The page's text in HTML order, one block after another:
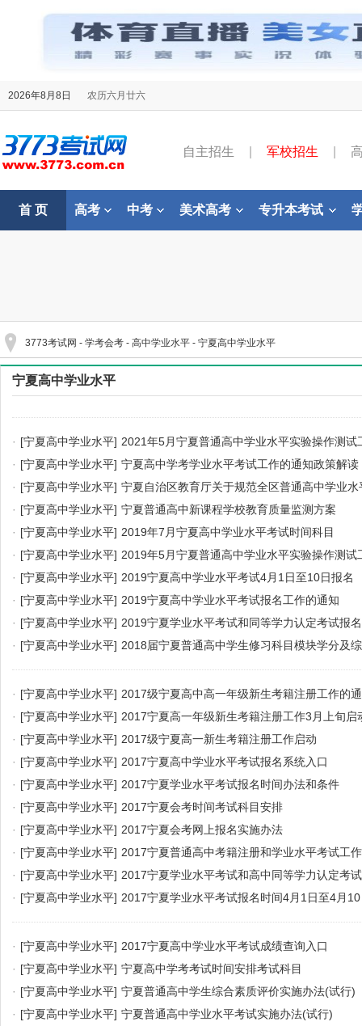
2026年8月8日 农历六月廿六
自主招生 军校招生
首 页 高考 中考 美术高考 专升本考试
3773考试网 - 学考会考 - 高中学业水平 - 宁夏高中学业水平
宁夏高中学业水平
· [宁夏高中学业水平] 2021年5月宁夏普通高中学业水平实验操作测试
· [宁夏高中学业水平] 宁夏高中学考学业水平考试工作的通知政策解读
· [宁夏高中学业水平] 宁夏自治区教育厅关于规范全区普通高中学业
· [宁夏高中学业水平] 宁夏普通高中新课程学校教育质量监测方案
· [宁夏高中学业水平] 2019年7月宁夏高中学业水平考试时间科目
· [宁夏高中学业水平] 2019年5月宁夏普通高中学业水平实验操作测试
· [宁夏高中学业水平] 2019宁夏高中学业水平考试4月1日至10日报名
· [宁夏高中学业水平] 2019宁夏高中学业水平考试报名工作的通知
· [宁夏高中学业水平] 2019宁夏学业水平考试和同等学力认定考试报
· [宁夏高中学业水平] 2018届宁夏普通高中学生修习科目模块学分及
上报
· [宁夏高中学业水平] 2017级宁夏高中高一年级新生考籍注册工作的
· [宁夏高中学业水平] 2017宁夏高一年级新生考籍注册工作3月上旬启
· [宁夏高中学业水平] 2017级宁夏高一新生考籍注册工作启动
· [宁夏高中学业水平] 2017宁夏高中学业水平考试报名系统入口
· [宁夏高中学业水平] 2017宁夏学业水平考试报名时间办法和条件
· [宁夏高中学业水平] 2017宁夏会考时间考试科目安排
· [宁夏高中学业水平] 2017宁夏会考网上报名实施办法
· [宁夏高中学业水平] 2017宁夏普通高中考籍注册和学业水平考试工
· [宁夏高中学业水平] 2017宁夏学业水平考试和高中同等学力认定考
· [宁夏高中学业水平] 2017宁夏学业水平考试报名时间4月1日至4月
· [宁夏高中学业水平] 2017宁夏高中学业水平考试成绩查询入口
· [宁夏高中学业水平] 宁夏高中学考考试时间安排考试科目
· [宁夏高中学业水平] 宁夏普通高中学生综合素质评价实施办法(试行)
· [宁夏高中学业水平] 宁夏普通高中学业水平考试实施办法(试行)